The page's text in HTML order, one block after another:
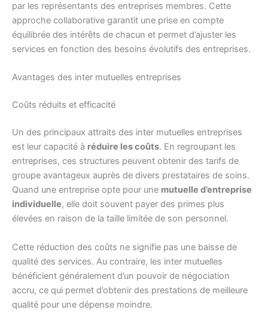
par les représentants des entreprises membres. Cette
approche collaborative garantit une prise en compte
équilibrée des intérêts de chacun et permet d’ajuster les
services en fonction des besoins évolutifs des entreprises.
Avantages des inter mutuelles entreprises
Coûts réduits et efficacité
Un des principaux attraits des inter mutuelles entreprises
est leur capacité à réduire les coûts. En regroupant les
entreprises, ces structures peuvent obtenir des tarifs de
groupe avantageux auprès de divers prestataires de soins.
Quand une entreprise opte pour une mutuelle d’entreprise
individuelle, elle doit souvent payer des primes plus
élevées en raison de la taille limitée de son personnel.
Cette réduction des coûts ne signifie pas une baisse de
qualité des services. Au contraire, les inter mutuelles
bénéficient généralement d’un pouvoir de négociation
accru, ce qui permet d’obtenir des prestations de meilleure
qualité pour une dépense moindre.